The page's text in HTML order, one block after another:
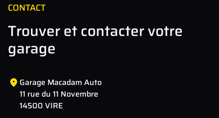
CONTACT
Trouver et contacter votre
garage
Garage Macadam Auto
11 rue du 11 Novembre
14500 VIRE